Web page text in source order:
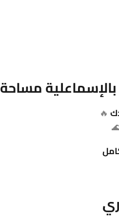
مساحة 59 متر
🔥